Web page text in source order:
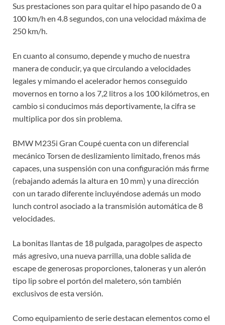
Sus prestaciones son para quitar el hipo pasando de 0 a
100 km/h en 4.8 segundos, con una velocidad máxima de
250 km/h.
En cuanto al consumo, depende y mucho de nuestra
manera de conducir, ya que circulando a velocidades
legales y mimando el acelerador hemos conseguido
movernos en torno a los 7,2 litros a los 100 kilómetros, en
cambio si conducimos más deportivamente, la cifra se
multiplica por dos sin problema.
BMW M235i Gran Coupé cuenta con un diferencial
mecánico Torsen de deslizamiento limitado, frenos más
capaces, una suspensión con una configuración más firme
(rebajando además la altura en 10 mm) y una dirección
con un tarado diferente incluyéndose además un modo
lunch control asociado a la transmisión automática de 8
velocidades.
La bonitas llantas de 18 pulgada, paragolpes de aspecto
más agresivo, una nueva parrilla, una doble salida de
escape de generosas proporciones, taloneras y un alerón
tipo lip sobre el portón del maletero, són también
exclusivos de esta versión.
Como equipamiento de serie destacan elementos como el